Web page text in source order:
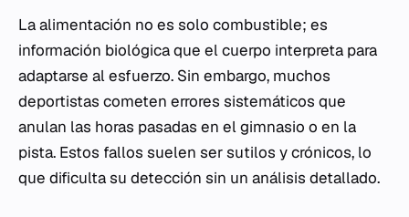
La alimentación no es solo combustible; es
información biológica que el cuerpo interpreta para
adaptarse al esfuerzo. Sin embargo, muchos
deportistas cometen errores sistemáticos que
anulan las horas pasadas en el gimnasio o en la
pista. Estos fallos suelen ser sutilos y crónicos, lo
que dificulta su detección sin un análisis detallado.